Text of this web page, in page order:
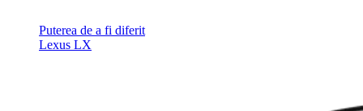
Puterea de a fi diferit
Lexus LX